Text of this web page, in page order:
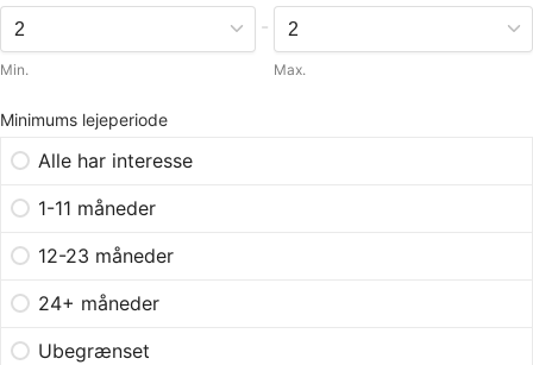
Min.
-
Max.
Minimums lejeperiode
Alle har interesse
1-11 måneder
12-23 måneder
24+ måneder
Ubegrænset